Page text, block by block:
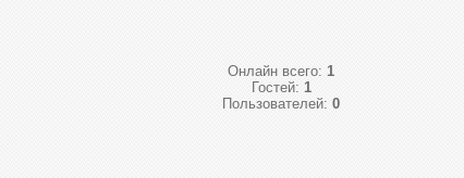
Онлайн всего: 1
Гостей: 1
Пользователей: 0